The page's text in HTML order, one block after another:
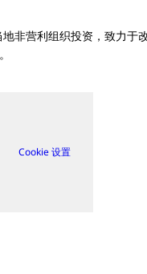
非营利组织投资，致力于
Cookie 设置